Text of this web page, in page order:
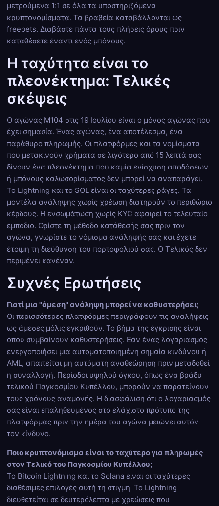
μετρούμενα 1:1 σε όλα τα υποστηριζόμενα
κρυπτονομίσματα. Τα βραβεία καταβάλλονται ως
freebets. Διαβάστε πάντα τους πλήρεις όρους πριν
καταθέσετε έναντι ενός μπόνους.
Η ταχύτητα είναι το
πλεονέκτημα: Τελικές
σκέψεις
Ο αγώνας M104 στις 19 Ιουλίου είναι ο μόνος αγώνας που
έχει σημασία. Ένας αγώνας, ένα αποτέλεσμα, ένα
παράθυρο πληρωμής. Οι πλατφόρμες και τα νομίσματα
που μετακινούν χρήματα σε λιγότερο από 15 λεπτά σας
δίνουν ένα πλεονέκτημα που καμία ενίσχυση αποδόσεων
ή μπόνους καλωσορίσματος δεν μπορεί να αναπαράγει.
Το Lightning και το SOL είναι οι ταχύτερες ράγες. Τα
μοντέλα ανάληψης χωρίς χρέωση διατηρούν το περιθώριο
κέρδους. Η ενσωμάτωση χωρίς KYC αφαιρεί το τελευταίο
εμπόδιο. Ορίστε τη μέθοδο κατάθεσής σας πριν τον
αγώνα, γνωρίστε το νόμισμα ανάληψής σας και έχετε
έτοιμη τη διεύθυνση του πορτοφολιού σας. Ο Τελικός δεν
περιμένει κανέναν.
Συχνές Ερωτήσεις
Γιατί μια "άμεση" ανάληψη μπορεί να καθυστερήσει;
Οι περισσότερες πλατφόρμες περιγράφουν τις αναλήψεις
ως άμεσες μόλις εγκριθούν. Το βήμα της έγκρισης είναι
όπου συμβαίνουν καθυστερήσεις. Εάν ένας λογαριασμός
ενεργοποιήσει μια αυτοματοποιημένη σημαία κινδύνου ή
AML, απαιτείται μη αυτόματη αναθεώρηση πριν μεταδοθεί
η συναλλαγή. Περίοδοι υψηλού όγκου, όπως ένα βράδυ
τελικού Παγκοσμίου Κυπέλλου, μπορούν να παρατείνουν
τους χρόνους αναμονής. Η διασφάλιση ότι ο λογαριασμός
σας είναι επαληθευμένος στο ελάχιστο πρότυπο της
πλατφόρμας πριν την ημέρα του αγώνα μειώνει αυτόν
τον κίνδυνο.
Ποιο κρυπτονόμισμα είναι το ταχύτερο για πληρωμές
στον Τελικό του Παγκοσμίου Κυπέλλου;
Το Bitcoin Lightning και το Solana είναι οι ταχύτερες
διαθέσιμες επιλογές αυτή τη στιγμή. Το Lightning
διευθετείται σε δευτερόλεπτα με χρεώσεις που